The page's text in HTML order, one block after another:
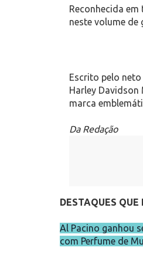
Reconhecida
neste volume de
Escrito pelo
Harley Davidson
marca
Da Redação
DESTAQUES QUE
Al Pacino ganhou
com Perfume de